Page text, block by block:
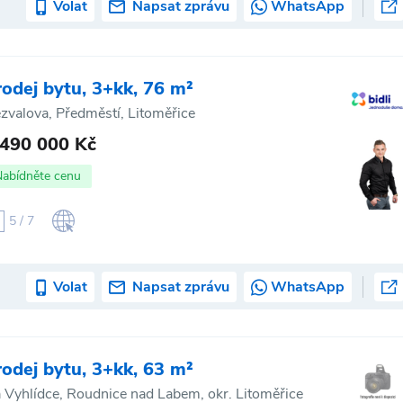
Volat Napsat zprávu WhatsApp
bytu, 3+kk, 76 m²
Předměstí, Litoměřice
000 Kč
cenu
5 / 7
Volat Napsat zprávu WhatsApp
bytu, 3+kk, 63 m²
Vyhlídce, Roudnice nad Labem, okr. Litoměřice